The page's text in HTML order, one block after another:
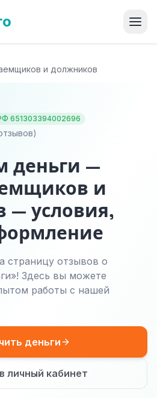
и должников
651303394002696
деньги —
и
— условия,
страницу отзывов о
Здесь вы можете
работы с нашей
деньги
личный кабинет